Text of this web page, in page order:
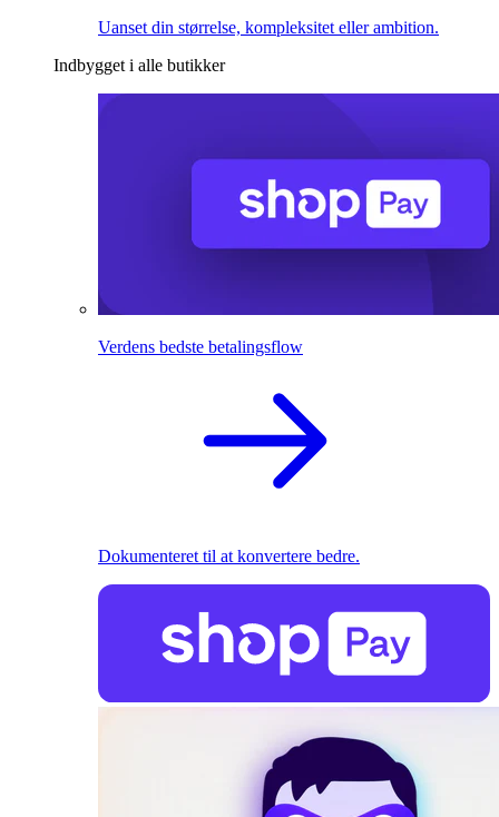
Uanset din størrelse, kompleksitet eller ambition.
Indbygget i alle butikker
Verdens bedste betalingsflow
Dokumenteret til at konvertere bedre.